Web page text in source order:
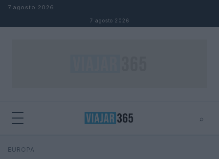
Saltar al contenido
7 agosto 2026
7 agosto 2026
⌕
Buscar
EUROPA